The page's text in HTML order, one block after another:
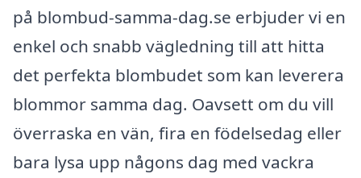
på blombud-samma-dag.se erbjuder vi en
enkel och snabb vägledning till att hitta
det perfekta blombudet som kan leverera
blommor samma dag. Oavsett om du vill
överraska en vän, fira en födelsedag eller
bara lysa upp någons dag med vackra